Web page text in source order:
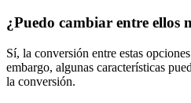
¿Puedo cambiar entre ellos
Sí, la conversión entre estas
embargo, algunas características
la conversión.